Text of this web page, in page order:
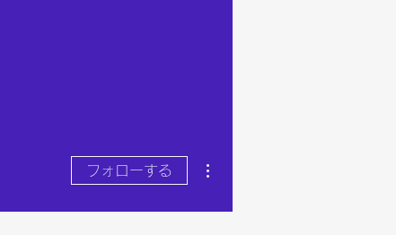
フォローする